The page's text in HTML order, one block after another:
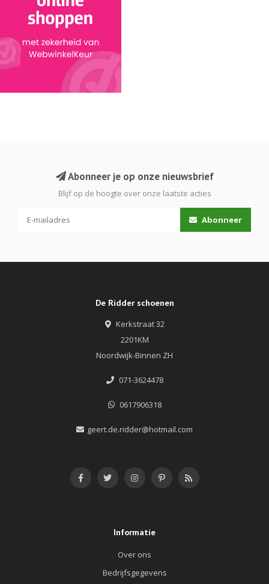
Abonneer je op onze nieuwsbrief
Blijf op de hoogte over onze laatste acties
Abonneer
De Ridder schoenen
Kerkstraat 32
2201KM
Noordwijk-Binnen ZH
071-3624478
0617906318
geert.de.ridder@hotmail.com
Informatie
Over ons
Bedrijfsgegevens